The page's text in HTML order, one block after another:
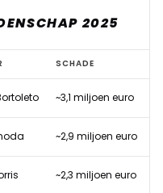
2025
SCHADE
~3,1 miljoen euro
~2,9 miljoen euro
~2,3 miljoen euro